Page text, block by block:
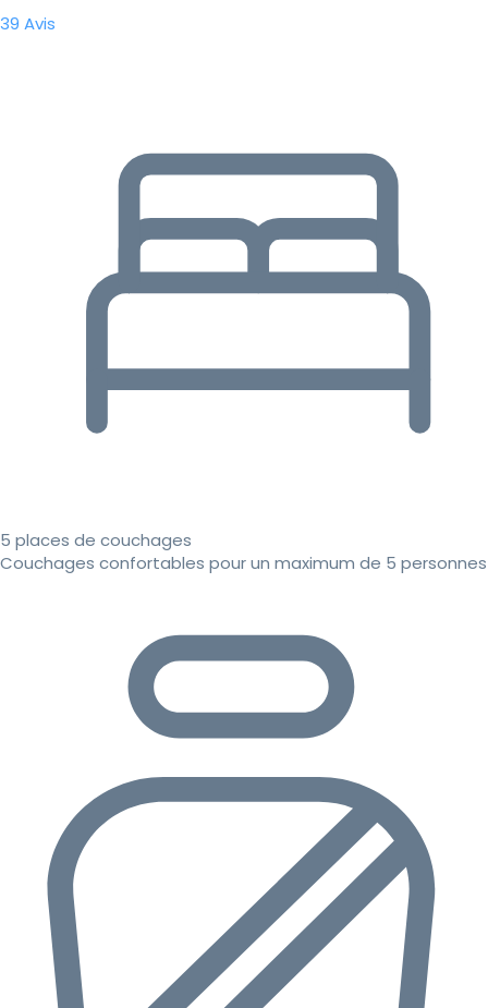
39 Avis
5 places de couchages
Couchages confortables pour un maximum de 5 personnes